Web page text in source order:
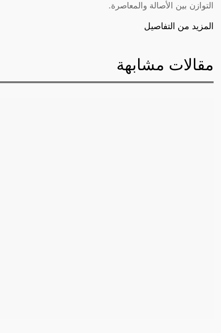
التوازن بين الأصالة والمعاصرة.
المزيد من التفاصيل
مقالات مشابهة